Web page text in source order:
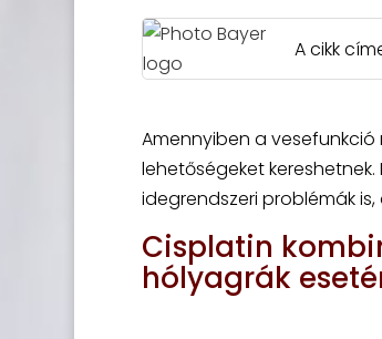
A cikk
Amennyiben a
lehetőségeket
idegrendszeri problémák
Cisplatin
hólyagrák